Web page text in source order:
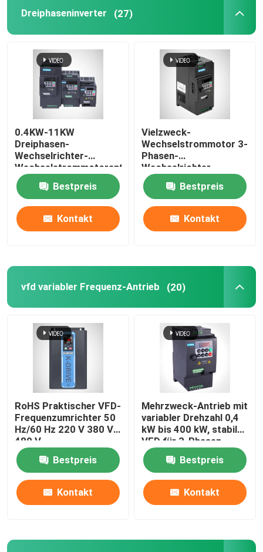
Wechselrichter-AC-Drossel
Dreiphaseninverter (27)
0.4KW-11KW
Dreiphasen-
Wechselrichter-
Wechselstrommotorantrieb
KD100-Serie IP20
Bestpreis
Kontakt
Vielzweck-
Wechselstrommotor 3-
Phasen-
Wechselrichter,
einphasiger 10HP-
Frequenzumrichter
Bestpreis
Kontakt
vfd variabler Frequenz-Antrieb (20)
RoHS Praktischer VFD-
Frequenzumrichter 50
Hz/60 Hz 220 V 380 V
480 V
Bestpreis
Kontakt
Mehrzweck-Antrieb mit
variabler Drehzahl 0,4
kW bis 400 kW, stabiler
VFD für 3-Phasen-
Motor
Bestpreis
Kontakt